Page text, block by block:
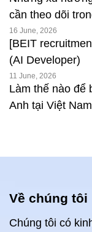
cần theo dõi
[BEIT
(AI Developer)
16 June, 2026
Làm thế nào để
Anh tại Việt
11 June, 2026
Về chúng tôi
Chúng tôi có